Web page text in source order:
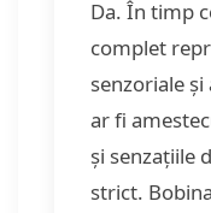
Da. În timp
complet
senzoriale
ar fi
și senzațiile
strict.